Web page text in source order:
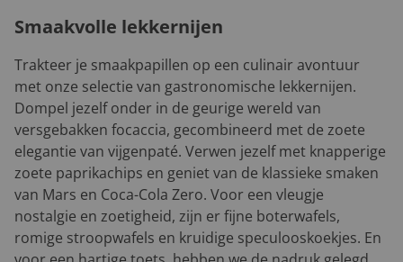
Smaakvolle lekkernijen
Trakteer je smaakpapillen op een culinair avontuur
met onze selectie van gastronomische lekkernijen.
Dompel jezelf onder in de geurige wereld van
versgebakken focaccia, gecombineerd met de zoete
elegantie van vijgenpaté. Verwen jezelf met knapperige
zoete paprikachips en geniet van de klassieke smaken
van Mars en Coca-Cola Zero. Voor een vleugje
nostalgie en zoetigheid, zijn er fijne boterwafels,
romige stroopwafels en kruidige speculooskoekjes. En